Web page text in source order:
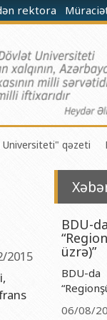
rektora
adına
və Mexanika İnstitutu
Biologiya və
Universiteti" qəzeti
2015
BDU-
üzrə)”
06/08/